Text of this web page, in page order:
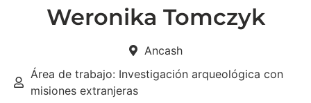
Weronika Tomczyk
Ancash
Área de trabajo: Investigación arqueológica con
misiones extranjeras